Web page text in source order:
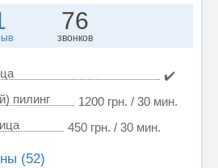
76
звонков
✔️
пилинг
1200 грн. / 30 мин.
450 грн. / 30 мин.
(52)